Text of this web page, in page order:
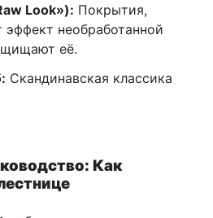
Look»): Покрытия,
необработанной
её.
Скандинавская классика
Как